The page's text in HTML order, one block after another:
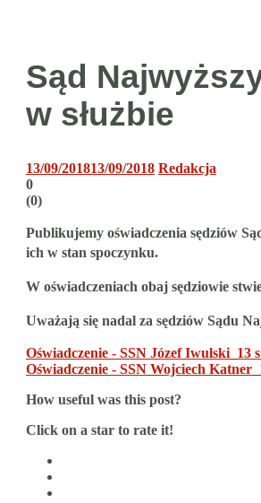
Sąd
w służbie
13/09/201813/09/2018 Redakcja
0
(0)
Publikujemy oświadczenia sędziów
ich w stan spoczynku.
W oświadczeniach obaj sędziowie
Uważają się nadal za sędziów Sądu
Oświadczenie - SSN Józef Iwulski_13
Oświadczenie - SSN Wojciech
How useful was this post?
Click on a star to rate it!